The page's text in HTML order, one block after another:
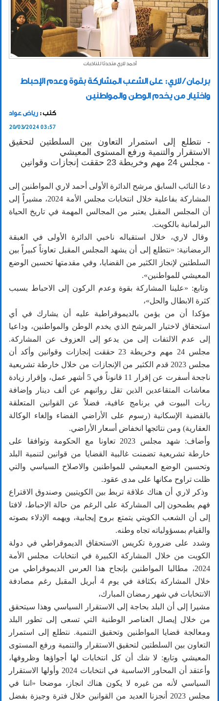
أحمد لاري متحدثا للناخبات
برلمان / لاري: على الشعب المشاركة بقوة وعدم الإحباط
واختيار من يخدم الوطن والمواطنين
كتب : رياض عواد
20/03/2024 03:57
- نتطلع إلى استمرار التعاون بين السلطتين لتحقيق
الاستقرار والتنمية ورفع المستوى المعيشي
- مجلس 24 مهم وخريطة 23 حققت إنجازات وقوانين
دعا النائب السابق مرشح الدائرة الأولى أحمد لاري المواطنين إلى
المشاركة بفاعلية خلال انتخابات مجلس الأمة 2024، مشيراً إلى
أن المجلس المقبل يعتبر من المجالس المهمة في تاريخ الحياة
البرلمانية بالكويت.
وقال لاري، خلال استقباله ناخبي الدائرة الأولى في الغبقة
الرمضانية: «نتطلع إلى أن يشهد المجلس المقبل تعاوناً كبيراً بين
السلطتين لإنجاز الكثير من القضايا، وفي مقدمتها تحسين الوضع
المعيشي للمواطنين».
وتابع: «علينا المشاركة بقوة وعدم الركون إلى الاحباط بسبب
كثرة الابطال والحل»،
مؤكدا أن من يؤمن بالديموقراطية عليه أن يشارك في أي
استحقاق لاختيار المرشح الذي يخدم الوطن والمواطنين، وداعيا
إلى عدم الالتفات إلى من يدعو إلى العزوف عن المشاركة.
مجلس 24 مهم وخريطة 23 حققت إنجازات وقوانين وأكد أن
مجلس 2023 قدم الكثير من الإنجازات من خلال خارطة تشريعية
ناجحة أسفرت عن إقرار 11 قانوناً في 5 أشهر عمل، وإقرار زيادة
معاشات المتقاعدين الذين تقل رواتبهم عن ألف دينار وإضافة
ربات البيوت في برنامج عافية، فضلاً عن القوانين المتعلقة
بالقضية الإسكانية (رسوم على الأراضي الفضاء وإلغاء الوكالة
العقارية) ومن نتائجها انخفاض أسعار الأراضي.
وأضاف: شهد مجلس 2023 تعاونا مع الحكومة وتوافقا على
خارطة تشريعية تضمنت غالبية القضايا من قوانين لتنمية البلد
وتحسين الوضع المعيشي للمواطنين والاصلاح السياسي والتي
ظلت تراوح مكانها على مدى عقود.
وذكر لاري أن هناك علاقة تربط بين الكويتيين وصندوق الاقتراع
فهم يطمحون إلى المشاركة على الرغم من حالة الإحباط، لافتا
إلى أن الشعب الكويتي يتمتع بروح إيجابية، ويهمه الإدلاء بصوته
والقيام بمسؤولياته تجاه وطنه.
‏وشدد على ضرورة تكريس الاستحقاق الديموقراطي في دولة
الكويت من خلال المشاركة الكبيرة في انتخابات مجلس الأمة
2024، مطالبا المواطنين بإنجاح هذا العرس الديموقراطي من
خلال المشاركة بكثافة في يوم 4 أبريل المقبل رغم مصادفة
الانتخابات في شهر رمضان المبارك،
مشيرا إلى أن البلد بحاجة إلى الاستقرار السياسي وهذا سيتحقق
من خلال إيصال العناصر الوطنية التي تسعى إلى تطور البلد
ومعالجة قضايا المواطنين وتحقيق التنمية. نتطلع إلى استمرار
التعاون بين السلطتين لتحقيق الاستقرار والتنمية ورفع المستوى
المعيشي وتابع: لا شك أن كل انتخابات لها أجواؤها وظروفها،
وأعتقد أن المحاور الاساسية في انتخابات 2024 وأولها الاستقرار
السياسي لأنه من غيره لا يكون هناك انجاز، موضحا «اننا في
مجلس 2023 أنجزنا العديد من القوانين خلال فترة وجيزة بفضل